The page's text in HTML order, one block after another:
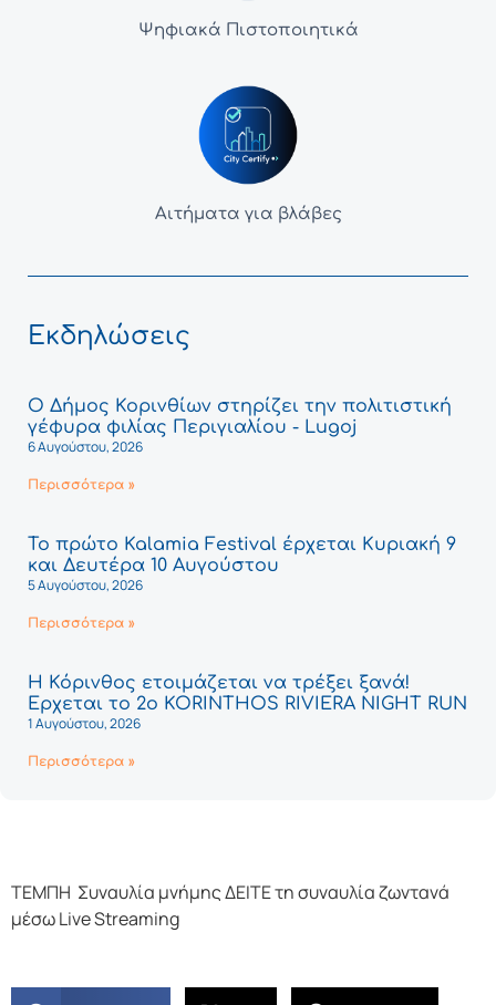
Ψηφιακά Πιστοποιητικά
Αιτήματα για βλάβες
Εκδηλώσεις
Ο Δήμος Κορινθίων στηρίζει την πολιτιστική
γέφυρα φιλίας Περιγιαλίου - Lugoj
6 Αυγούστου, 2026
Περισσότερα »
Το πρώτο Kalamia Festival έρχεται Κυριακή 9
και Δευτέρα 10 Αυγούστου
5 Αυγούστου, 2026
Περισσότερα »
Η Κόρινθος ετοιμάζεται να τρέξει ξανά!
Έρχεται το 2ο KORINTHOS RIVIERA NIGHT RUN
1 Αυγούστου, 2026
Περισσότερα »
ΤΕΜΠΗ Συναυλία μνήμης ΔΕΙΤΕ τη συναυλία ζωντανά
μέσω Live Streaming